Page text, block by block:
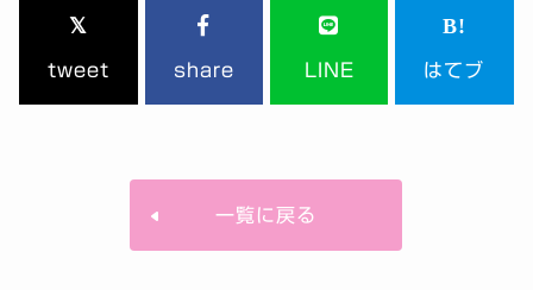
tweet share LINE はてブ
一覧に戻る